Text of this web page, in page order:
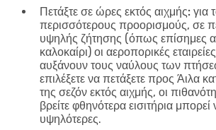
Πετάξτε σε ώρες εκτός αιχμής: για
περισσότερους προορισμούς, σε
υψηλής ζήτησης (όπως επίσημες
καλοκαίρι) οι αεροπορικές
αυξάνουν τους ναύλους των
επιλέξετε να πετάξετε προς Άιλα
της σεζόν εκτός αιχμής, οι
βρείτε φθηνότερα εισιτήρια μπορεί
υψηλότερες.